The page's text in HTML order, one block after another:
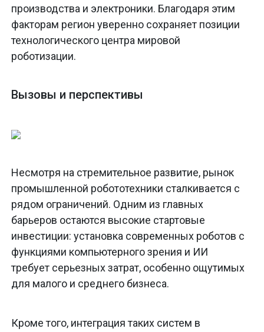
производства и электроники. Благодаря этим
факторам регион уверенно сохраняет позиции
технологического центра мировой
роботизации.
Вызовы и перспективы
Несмотря на стремительное развитие, рынок
промышленной робототехники сталкивается с
рядом ограничений. Одним из главных
барьеров остаются высокие стартовые
инвестиции: установка современных роботов с
функциями компьютерного зрения и ИИ
требует серьезных затрат, особенно ощутимых
для малого и среднего бизнеса.
Кроме того, интеграция таких систем в